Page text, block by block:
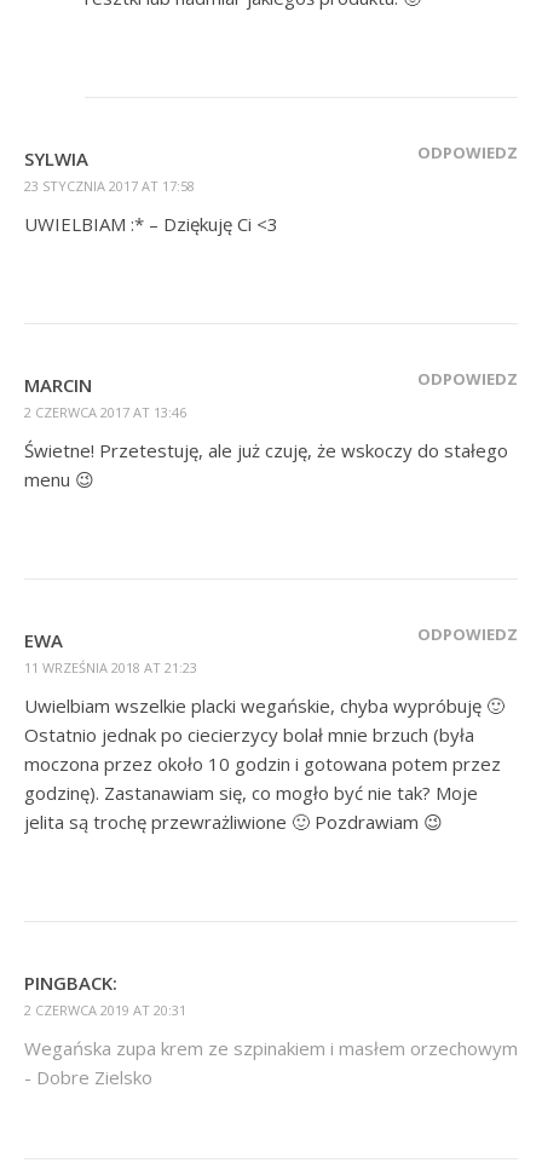
SYLWIA
23 STYCZNIA 2017 AT 17:58
ODPOWIEDZ
UWIELBIAM :* – Dziękuję Ci <3
MARCIN
2 CZERWCA 2017 AT 13:46
ODPOWIEDZ
Świetne! Przetestuję, ale już czuję, że wskoczy do stałego
menu 😉
EWA
11 WRZEŚNIA 2018 AT 21:23
ODPOWIEDZ
Uwielbiam wszelkie placki wegańskie, chyba wypróbuję 🙂
Ostatnio jednak po ciecierzycy bolał mnie brzuch (była
moczona przez około 10 godzin i gotowana potem przez
godzinę). Zastanawiam się, co mogło być nie tak? Moje
jelita są trochę przewrażliwione 🙂 Pozdrawiam 😉
PINGBACK:
2 CZERWCA 2019 AT 20:31
Wegańska zupa krem ze szpinakiem i masłem orzechowym
- Dobre Zielsko